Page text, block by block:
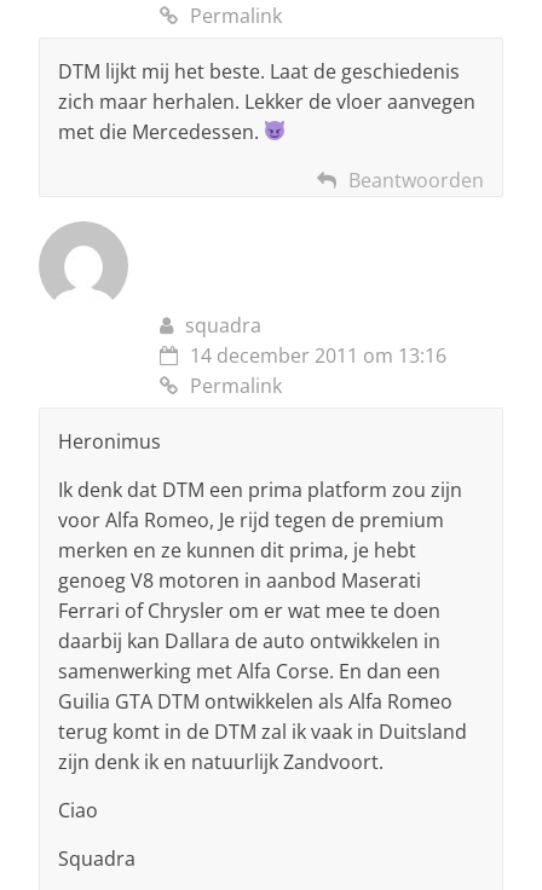
Permalink
DTM lijkt mij het beste. Laat de geschiedenis
zich maar herhalen. Lekker de vloer aanvegen
met die Mercedessen.
Beantwoorden
squadra
14 december 2011 om 13:16
Permalink
Heronimus
Ik denk dat DTM een prima platform zou zijn
voor Alfa Romeo, Je rijd tegen de premium
merken en ze kunnen dit prima, je hebt
genoeg V8 motoren in aanbod Maserati
Ferrari of Chrysler om er wat mee te doen
daarbij kan Dallara de auto ontwikkelen in
samenwerking met Alfa Corse. En dan een
Guilia GTA DTM ontwikkelen als Alfa Romeo
terug komt in de DTM zal ik vaak in Duitsland
zijn denk ik en natuurlijk Zandvoort.
Ciao
Squadra